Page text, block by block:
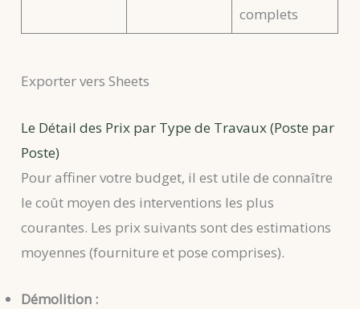
complets
Exporter vers Sheets
Le Détail des Prix par Type de Travaux (Poste par
Poste)
Pour affiner votre budget, il est utile de connaître
le coût moyen des interventions les plus
courantes. Les prix suivants sont des estimations
moyennes (fourniture et pose comprises).
Démolition :